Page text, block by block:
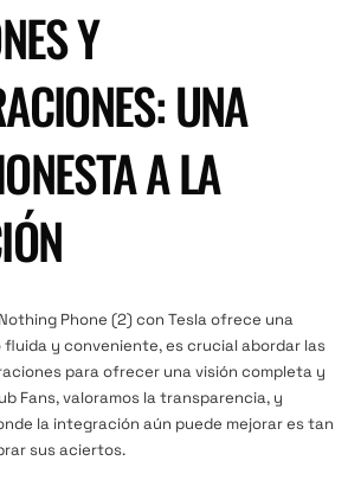
Y
UNA
A LA
Phone (2) con Tesla ofrece una
y conveniente, es crucial abordar las
para ofrecer una visión completa y
Fans, valoramos la transparencia, y
la integración aún puede mejorar es tan
sus aciertos.